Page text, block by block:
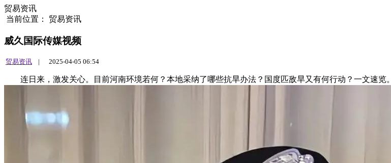
贸易资讯
当前位置： 贸易资讯
威久国际传媒视频
贸易资讯 | 2025-04-05 06:54
连日来，激发关心。目前河南环境若何？本地采纳了哪些抗旱办法？国度匹敌旱又有何行动？一文速览。